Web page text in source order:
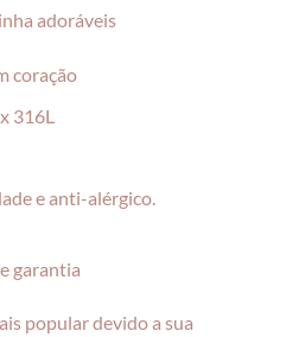
adoráveis
coração
316L
e anti-alérgico.
garantia
popular devido a sua